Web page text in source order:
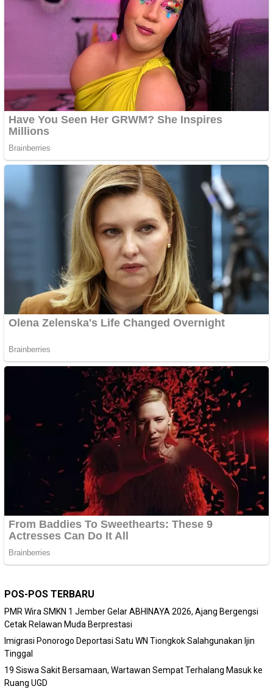
POS-POS TERBARU
PMR Wira SMKN 1 Jember Gelar ABHINAYA 2026, Ajang Bergengsi
Cetak Relawan Muda Berprestasi
Imigrasi Ponorogo Deportasi Satu WN Tiongkok Salahgunakan Ijin
Tinggal
19 Siswa Sakit Bersamaan, Wartawan Sempat Terhalang Masuk ke
Ruang UGD